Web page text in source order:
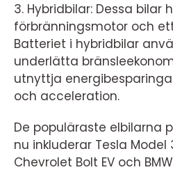
3. Hybridbilar: Dessa bilar
förbränningsmotor och
Batteriet i hybridbilar
underlätta
utnyttja
och acceleration.
De populäraste elbilarna
nu inkluderar Tesla Model
Chevrolet Bolt EV och